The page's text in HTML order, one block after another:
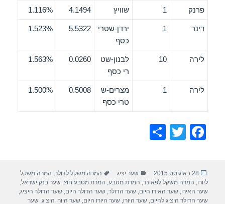
פרנק 1 שוויץ 4.1494
1.116%
דינר 1
ירדן-שטרי
כסף
5.5322
1.523%
לירה 10
לבנון-שט
רי כסף
0.0260
1.563%
לירה 1
מצרים-ש
טרי כסף
0.5008
1.500%
F
e
b
T
er
e
פורסם
בתאריך
28 באוגוסט 2015 קטגוריות
שער יציג תגיות
המרה משקל לדולר, המרה משקל
ליורו, המרה משקל לפאונד, המרת מטבע, המרת מטבע חוץ,שער בנק ישראל,
שער האירו,שער האירו היום,שער הדולר,שער הדולר היום,שער הדולר היציג,
שער הדולר היציג להיום,שער היורו,שער היורו היום,שער היורו היציג,שער